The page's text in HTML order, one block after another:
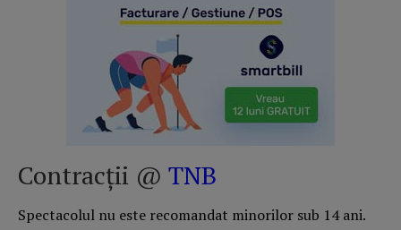
Contracții @ TNB
Spectacolul nu este recomandat minorilor sub 14 ani.